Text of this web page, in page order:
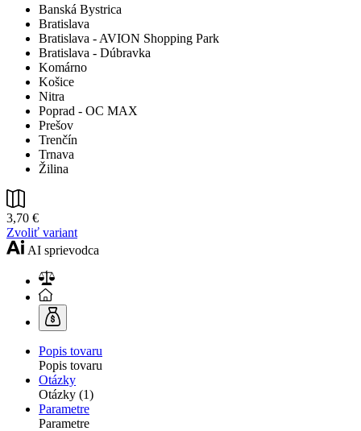
Banská Bystrica
Bratislava
Bratislava - AVION Shopping Park
Bratislava - Dúbravka
Komárno
Košice
Nitra
Poprad - OC MAX
Prešov
Trenčín
Trnava
Žilina
3,70 €
Zvoliť variant
AI sprievodca
Popis tovaru
Popis tovaru
Otázky
Otázky (1)
Parametre
Parametre